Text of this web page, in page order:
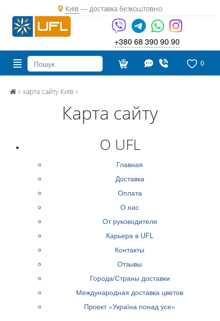
Київ — доставка безкоштовно
+380 68 390 90 90
0
карта сайту Київ
Карта сайту
О UFL
Главная
Доставка
Оплата
О нас
От руководителя
Карьера в UFL
Контакты
Отзывы
Города/Страны доставки
Международная доставка цветов
Проект «Україна понад усе»